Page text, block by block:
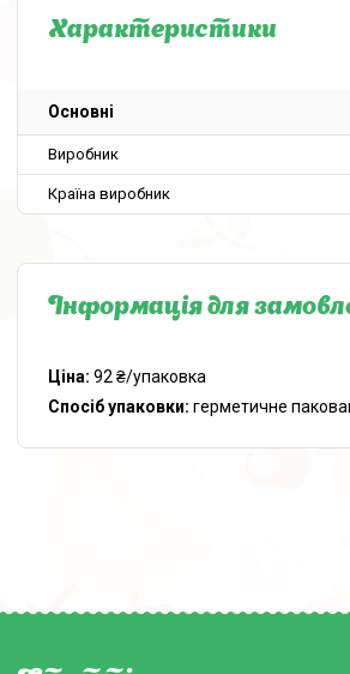
Характеристики
Основні
Виробник
Країна виробник
Інформація для
Ціна: 92 ₴/упаковка
Спосіб упаковки: герметичне